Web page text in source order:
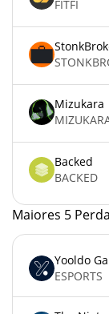
FITFI
Mizukara
Backed
BACKED
Maiores 5
Yooldo
ESPORTS